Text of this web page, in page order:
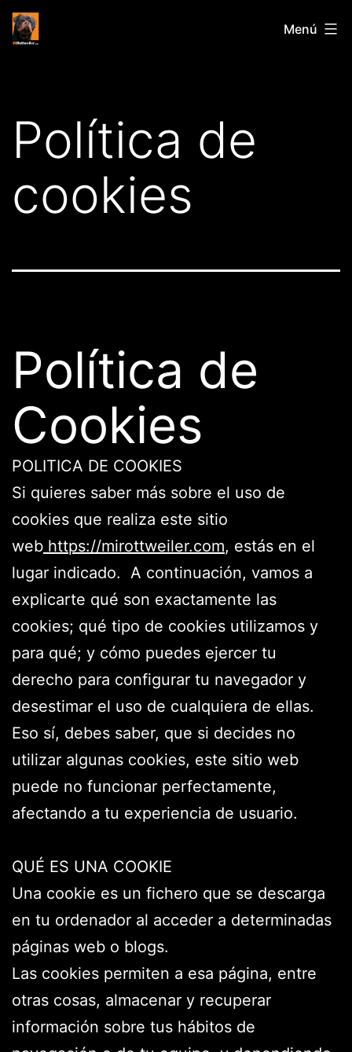
Saltar
Mirottweiler.com Menú
Política de
cookies
Política de
Cookies
POLITICA DE COOKIES
Si quieres saber más sobre el uso de
cookies que realiza este sitio
web https://mirottweiler.com, estás en el
lugar indicado. A continuación, vamos a
explicarte qué son exactamente las
cookies; qué tipo de cookies utilizamos y
para qué; y cómo puedes ejercer tu
derecho para configurar tu navegador y
desestimar el uso de cualquiera de ellas.
Eso sí, debes saber, que si decides no
utilizar algunas cookies, este sitio web
puede no funcionar perfectamente,
afectando a tu experiencia de usuario.
QUÉ ES UNA COOKIE
Una cookie es un fichero que se descarga
en tu ordenador al acceder a determinadas
páginas web o blogs.
Las cookies permiten a esa página, entre
otras cosas, almacenar y recuperar
información sobre tus hábitos de